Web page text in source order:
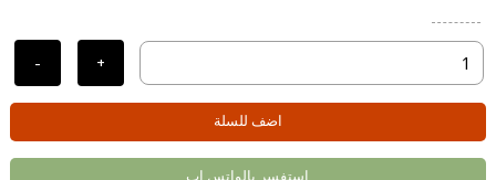
+
-
اضف للسلة